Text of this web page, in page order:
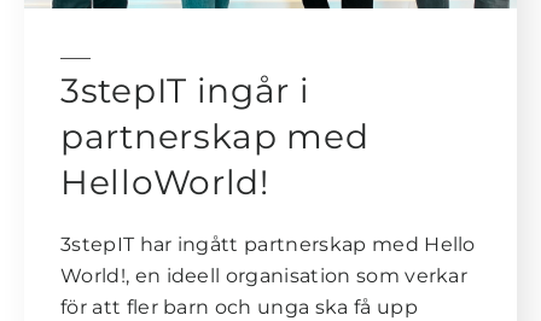
3stepIT ingår i
partnerskap med
HelloWorld!
3stepIT har ingått partnerskap med Hello
World!, en ideell organisation som verkar
för att fler barn och unga ska få upp